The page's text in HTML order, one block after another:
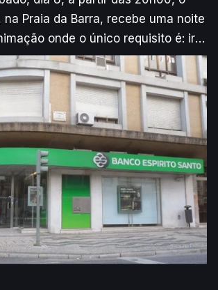
na Praia da Barra, recebe uma noite
onde o único requisito é: ir